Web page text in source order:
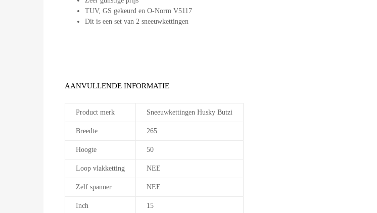
TUV, GS gekeurd en O-Norm V5117
Dit is een set van 2 sneeuwkettingen
AANVULLENDE INFORMATIE
Product merk Sneeuwkettingen Husky Butzi
Breedte 265
Hoogte 50
Loop vlakketting NEE
Zelf spanner NEE
Inch 15